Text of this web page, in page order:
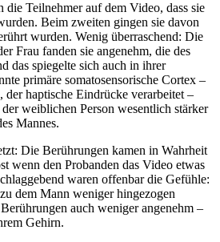
die Teilnehmer auf dem Video, dass sie
Beim zweiten gingen sie davon
wurden. Wenig überraschend: Die
Frau fanden sie angenehm, die des
das spiegelte sich auch in ihrer
primäre somatosensorische Cortex –
haptische Eindrücke verarbeitet –
weiblichen Person wesentlich stärker
Mannes.
Die Berührungen kamen in Wahrheit
wenn den Probanden das Video etwas
waren offenbar die Gefühle:
dem Mann weniger hingezogen
auch weniger angenehm –
Gehirn.